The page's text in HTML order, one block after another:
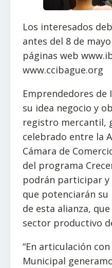
Los interesados
antes del 8 de
páginas web
www.ccibague.org
Emprendedores
su idea negocio y
registro mercantil,
celebrado entre la
Cámara de
del programa
podrán participar
que potenciarán
de esta alianza,
sector productivo
“En articulación
Municipal